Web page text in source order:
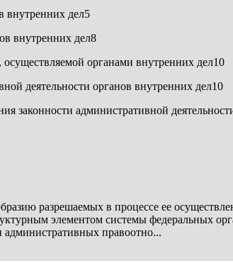
внутренних дел5
внутренних дел8
органами внутренних дел10
деятельности органов внутренних дел10
законности административной
разрешаемых в процессе ее
элементом системы федеральных
правоотно...